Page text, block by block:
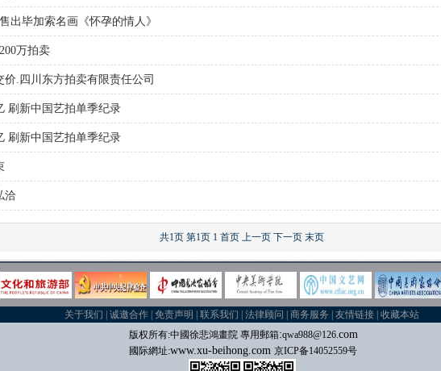
出毕加索名画《怀孕的情人》
万拍卖
价.四川东方拍卖有限责任公司
刷新中国艺拍单季纪录
刷新中国艺拍单季纪录
洽
共1页 第1页 1 首页 上一页 下一页 末页
关于我们 诚邀合作 免责声明 联系我们 法律顾问 商务服务 友情链接 收藏本站
版权所有:中國徐悲鴻畫院 專用郵箱:qwa988@126.com
國际網址:www.xu-beihong.com 京ICP备14052559号